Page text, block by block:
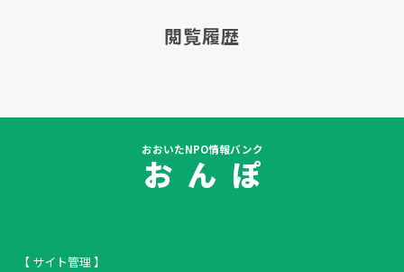
閲覧履歴
おおいたNPO情報バンク
お ん ぽ
【 サイト管理 】